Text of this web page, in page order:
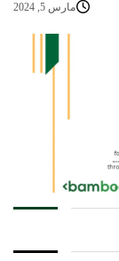
مارس 5, 2024